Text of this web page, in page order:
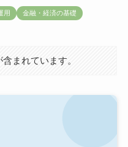
用 金融・経済の基礎
まれています。